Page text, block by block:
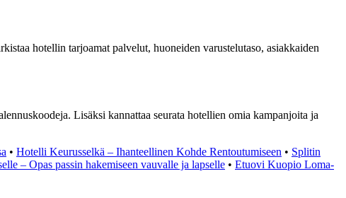
hotellin tarjoamat palvelut, huoneiden varustelutaso, asiakkaiden
Lisäksi kannattaa seurata hotellien omia kampanjoita ja
• Hotelli Keurusselkä – Ihanteellinen Kohde Rentoutumiseen • Splitin
– Opas passin hakemiseen vauvalle ja lapselle • Etuovi Kuopio Loma-